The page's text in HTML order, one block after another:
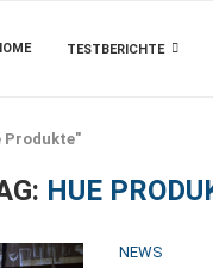
TESTBERICHTE
Produkte"
HUE
NEWS